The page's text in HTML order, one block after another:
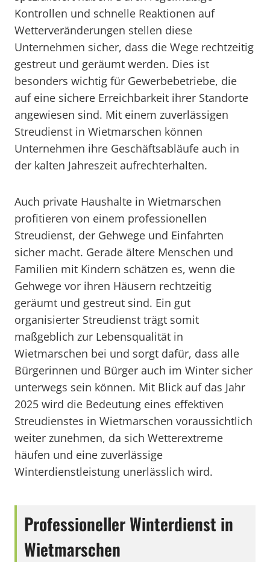
Kontrollen und schnelle Reaktionen auf
Wetterveränderungen stellen diese
Unternehmen sicher, dass die Wege rechtzeitig
gestreut und geräumt werden. Dies ist
besonders wichtig für Gewerbebetriebe, die
auf eine sichere Erreichbarkeit ihrer Standorte
angewiesen sind. Mit einem zuverlässigen
Streudienst in Wietmarschen können
Unternehmen ihre Geschäftsabläufe auch in
der kalten Jahreszeit aufrechterhalten.
Auch private Haushalte in Wietmarschen
profitieren von einem professionellen
Streudienst, der Gehwege und Einfahrten
sicher macht. Gerade ältere Menschen und
Familien mit Kindern schätzen es, wenn die
Gehwege vor ihren Häusern rechtzeitig
geräumt und gestreut sind. Ein gut
organisierter Streudienst trägt somit
maßgeblich zur Lebensqualität in
Wietmarschen bei und sorgt dafür, dass alle
Bürgerinnen und Bürger auch im Winter sicher
unterwegs sein können. Mit Blick auf das Jahr
2025 wird die Bedeutung eines effektiven
Streudienstes in Wietmarschen voraussichtlich
weiter zunehmen, da sich Wetterextreme
häufen und eine zuverlässige
Winterdienstleistung unerlässlich wird.
Professioneller Winterdienst in
Wietmarschen